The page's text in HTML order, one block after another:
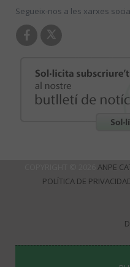
Segueix-nos a les xarxes
ANPE
POLÍTICA DE